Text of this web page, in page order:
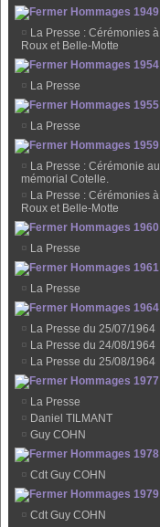
Hommages 1949
¤ La Presse : Cérémonies
Roux et Belle-Motte
Hommages 1954
¤ La Presse
Hommages 1955
¤ La Presse
Hommages 1959
¤ La Presse : Cérémonie au
mémorial Cotelle.
¤ La Presse : Cérémonies
Roux et Belle-Motte
Hommages 1960
¤ La Presse
Hommages 1961
¤ La Presse
Hommages 1964
¤ La Presse du 25/07/1964
¤ La Presse du 24/08/1964
¤ La Presse du 25/08/1964
Hommages 1977
¤ La Presse
¤ Daniel TILMANT
¤ Guy COHN
Hommages 1978
¤ Cdt Guy COHN
Hommages 1979
¤ Cdt Guy COHN